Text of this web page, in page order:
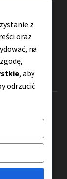
z
oraz
na
, aby
odrzucić